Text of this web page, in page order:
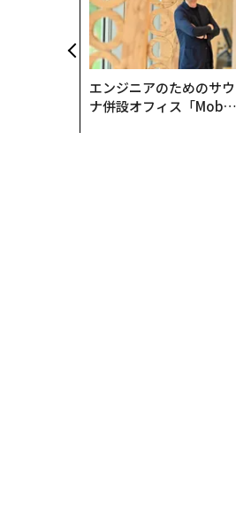
エンジニアのためのサウ
ナ併設オフィス「Mobiu